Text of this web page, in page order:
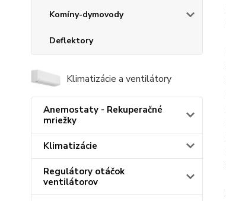
Komíny-dymovody
Deflektory
Klimatizácie a ventilátory
Anemostaty - Rekuperačné
mriežky
Klimatizácie
Regulátory otáčok
ventilátorov